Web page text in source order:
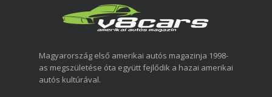
Magyarország első amerikai autós magazinja 1998-
as megszületése óta együtt fejlődik a hazai amerikai
autós kultúrával.